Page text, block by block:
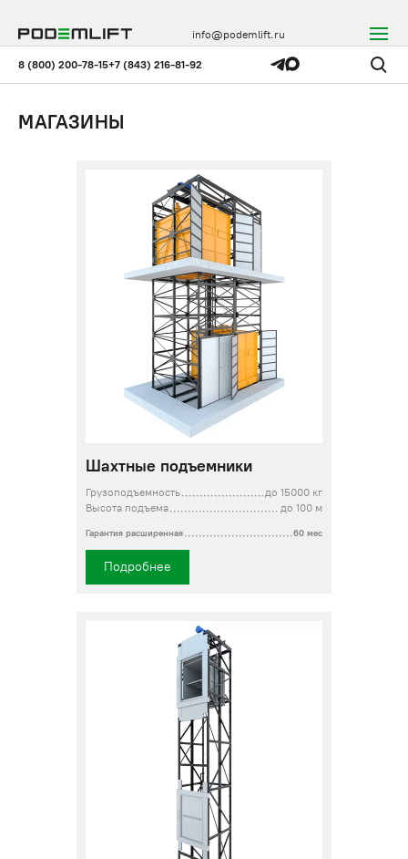
8 (800) 200-78-15+7 (843) 216-81-92
info@podemlift.ru
МАГАЗИНЫ
Шахтные подъемники
Грузоподъемность
до 15000 кг
Высота подъема
до 100 м
Гарантия расширенная 60 мес
Подробнее